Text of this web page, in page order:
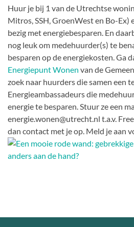
Huur je bij 1 van de Utrechtse
Mitros, SSH, GroenWest en Bo-Ex)
bezig met energiebesparen. En
nog leuk om medehuurder(s) te
besparen op de energiekosten. Ga
Energiepunt Wonen van de
zoek naar huurders die samen een
Energieambassadeurs die
energie te besparen. Stuur ze een
energie.wonen@utrecht.nl t.a.v.
dan contact met je op. Meld je aan